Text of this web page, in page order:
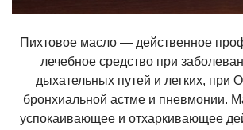
Пихтовое масло — действенное
лечебное средство при
дыхательных путей и легких, при
бронхиальной астме и пневмонии.
успокаивающее и отхаркивающее